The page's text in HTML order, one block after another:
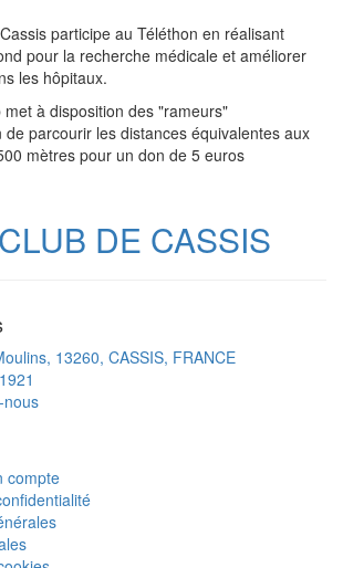
participe au Téléthon en réalisant
pour la recherche médicale et améliorer
les hôpitaux.
met à disposition des "rameurs"
de parcourir les distances équivalentes aux
mètres pour un don de 5 euros
DE CASSIS
13260, CASSIS, FRANCE
nous
compte